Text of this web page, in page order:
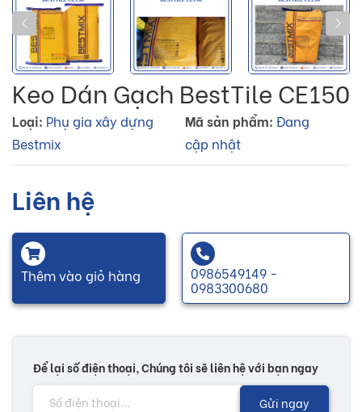
Keo Dán Gạch BestTile CE150
Loại: Phụ gia xây dựng
Bestmix
Mã sản phẩm: Đang
cập nhật
Liên hệ
Thêm vào giỏ hàng 0986549149 -
0983300680
Để lại số điện thoại, Chúng tôi sẽ liên hệ với bạn ngay
Gửi ngay